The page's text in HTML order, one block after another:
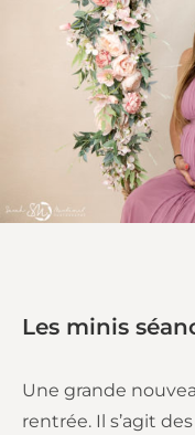
Les minis
Une grande
rentrée. Il s’agit